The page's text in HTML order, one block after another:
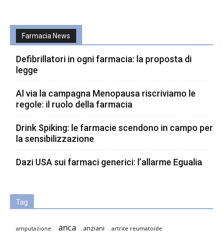
Farmacia News
Defibrillatori in ogni farmacia: la proposta di
legge
Al via la campagna Menopausa riscriviamo le
regole: il ruolo della farmacia
Drink Spiking: le farmacie scendono in campo per
la sensibilizzazione
Dazi USA sui farmaci generici: l’allarme Egualia
Tag
amputazione anca anziani artrite reumatoide